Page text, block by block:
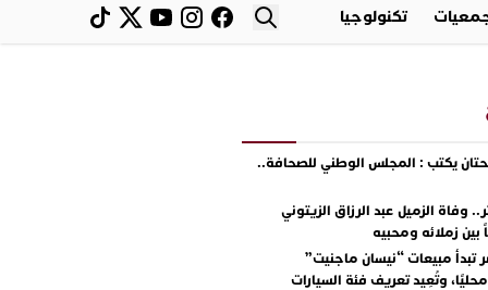
تكنولوجيا
يكتب : المجلس الوطني للصحافة..
وفاة الزميل عبد الرزاق الزيتوني
بين زملائه ومحبيه
تبدأ مبيعات “نيسان ماجنيت”
وتُعِيد تعريف فئة السيارات